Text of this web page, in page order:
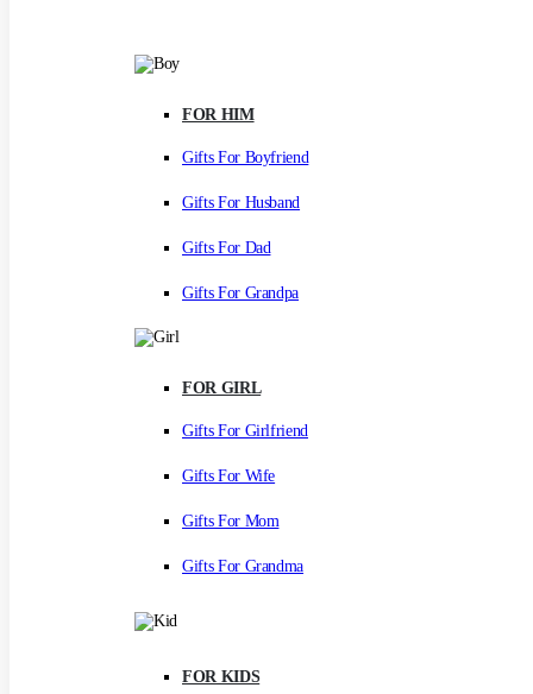
FOR HIM
Gifts For Boyfriend
Gifts For Husband
Gifts For Dad
Gifts For Grandpa
FOR GIRL
Gifts For Girlfriend
Gifts For Wife
Gifts For Mom
Gifts For Grandma
FOR KIDS